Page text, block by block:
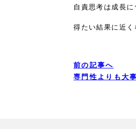
自責思考は成長に
得たい結果に近
前の記事へ
専門性よりも大